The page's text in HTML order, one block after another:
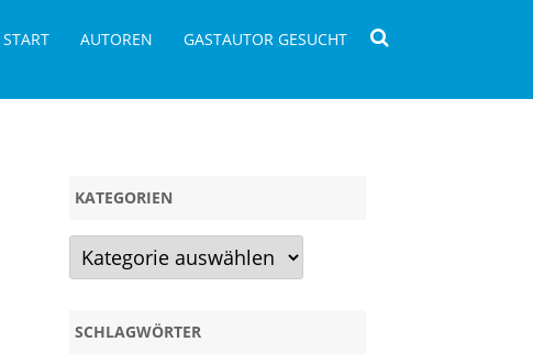
START AUTOREN GASTAUTOR GESUCHT
KATEGORIEN
Kategorien
SCHLAGWÖRTER